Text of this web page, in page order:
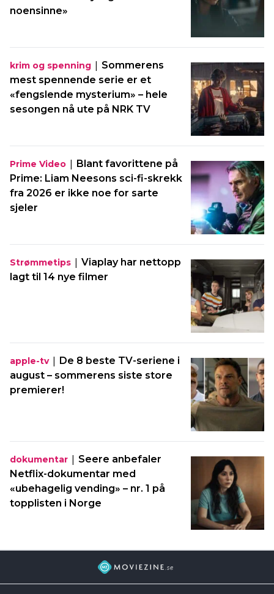
noensinne»
krim og spenning | Sommerens
mest spennende serie er et
«fengslende mysterium» – hele
sesongen nå ute på NRK TV
Prime Video | Blant favorittene på
Prime: Liam Neesons sci-fi-skrekk
fra 2026 er ikke noe for sarte
sjeler
Strømmetips | Viaplay har nettopp
lagt til 14 nye filmer
apple-tv| De 8 beste TV-seriene i
august – sommerens siste store
premierer!
dokumentar | Seere anbefaler
Netflix-dokumentar med
«ubehagelig vending» – nr. 1 på
topplisten i Norge